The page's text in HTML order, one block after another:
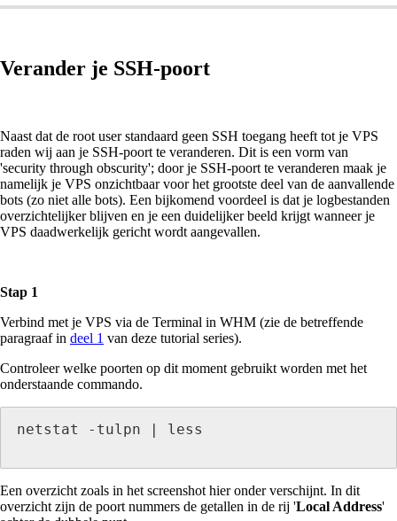
Verander je SSH-poort
Naast dat de root user standaard geen SSH toegang heeft tot je VPS
raden wij aan je SSH-poort te veranderen. Dit is een vorm van
'security through obscurity'; door je SSH-poort te veranderen maak je
namelijk je VPS onzichtbaar voor het grootste deel van de aanvallende
bots (zo niet alle bots). Een bijkomend voordeel is dat je logbestanden
overzichtelijker blijven en je een duidelijker beeld krijgt wanneer je
VPS daadwerkelijk gericht wordt aangevallen.
Stap 1
Verbind met je VPS via de Terminal in WHM (zie de betreffende
paragraaf in deel 1 van deze tutorial series).
Controleer welke poorten op dit moment gebruikt worden met het
onderstaande commando.
netstat -tulpn | less
Een overzicht zoals in het screenshot hier onder verschijnt. In dit
overzicht zijn de poort nummers de getallen in de rij 'Local Address'